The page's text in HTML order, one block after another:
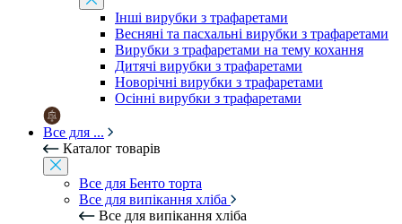
Інші вирубки з трафаретами
Весняні та пасхальні вирубки з трафаретами
Вирубки з трафаретами на тему кохання
Дитячі вирубки з трафаретами
Новорічні вирубки з трафаретами
Осінні вирубки з трафаретами
Все для ...
Каталог товарів
Все для Бенто торта
Все для випікання хліба
Все для випікання хліба